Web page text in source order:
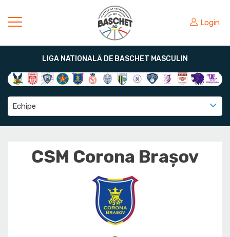
Login
LIGA NATIONALĂ DE BASCHET MASCULIN
Echipe
CSM Corona Braşov